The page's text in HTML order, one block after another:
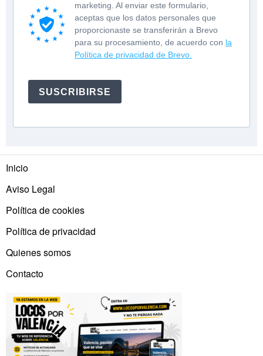
marketing. Al enviar este formulario,
aceptas que los datos personales que
proporcionaste se transferirán a Brevo
para su procesamiento, de acuerdo con la
Política de privacidad de Brevo.
SUSCRIBIRSE
Inicio
Aviso Legal
Política de cookies
Política de privacidad
Quienes somos
Contacto